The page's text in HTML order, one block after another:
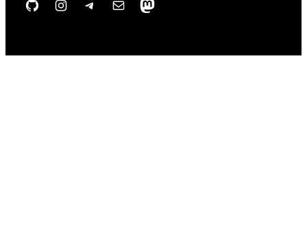
GitHub Instagram Telegram Correo electrónico Mastodon